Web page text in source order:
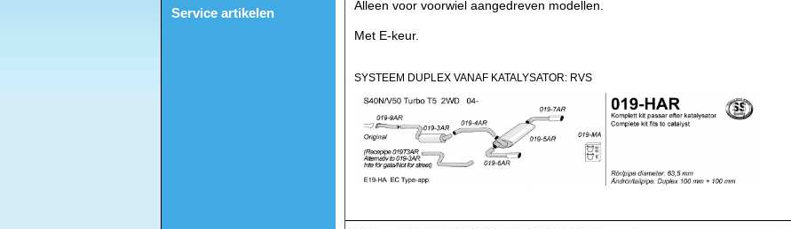
Service artikelen
Alleen voor voorwiel aangedreven modellen.
Met E-keur.
SYSTEEM DUPLEX VANAF KATALYSATOR: RVS